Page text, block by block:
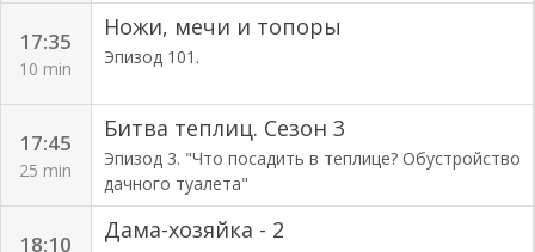
17:35
10 min
Ножи, мечи и топоры
Эпизод 101.
17:45
25 min
Битва теплиц. Сезон 3
Эпизод 3. "Что посадить в теплице? Обустройство
дачного туалета"
18:10
Дама-хозяйка - 2